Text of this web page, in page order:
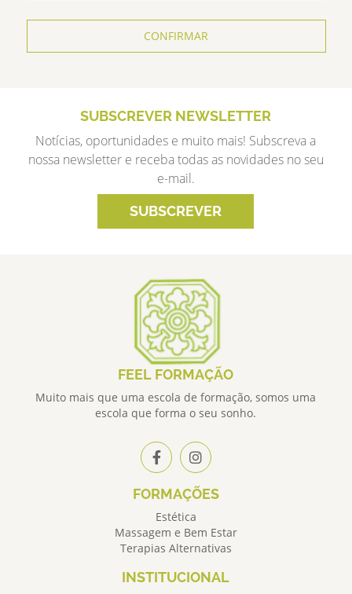
CONFIRMAR
SUBSCREVER NEWSLETTER
Notícias, oportunidades e muito mais! Subscreva a
nossa newsletter e receba todas as novidades no seu
e-mail.
SUBSCREVER
FEEL FORMAÇÃO
Muito mais que uma escola de formação, somos uma
escola que forma o seu sonho.
FORMAÇÕES
Estética
Massagem e Bem Estar
Terapias Alternativas
INSTITUCIONAL